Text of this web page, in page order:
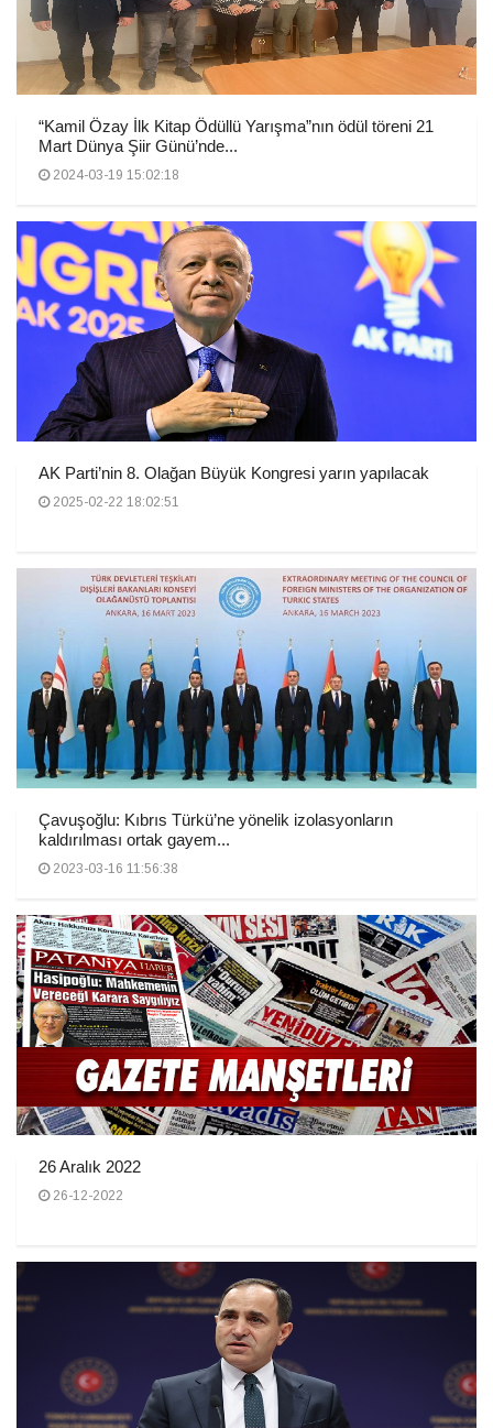
“Kamil Özay İlk Kitap Ödüllü Yarışma”nın ödül töreni 21
Mart Dünya Şiir Günü’nde...
2024-03-19 15:02:18
AK Parti’nin 8. Olağan Büyük Kongresi yarın yapılacak
2025-02-22 18:02:51
Çavuşoğlu: Kıbrıs Türkü’ne yönelik izolasyonların
kaldırılması ortak gayem...
2023-03-16 11:56:38
26 Aralık 2022
26-12-2022